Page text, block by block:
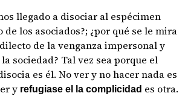
llegado a disociar al espécimen
los asociados?; ¿por qué se le mira
de la venganza impersonal y
sociedad? Tal vez sea porque el
es él. No ver y no hacer nada es
y refugiase el la complicidad es otra.